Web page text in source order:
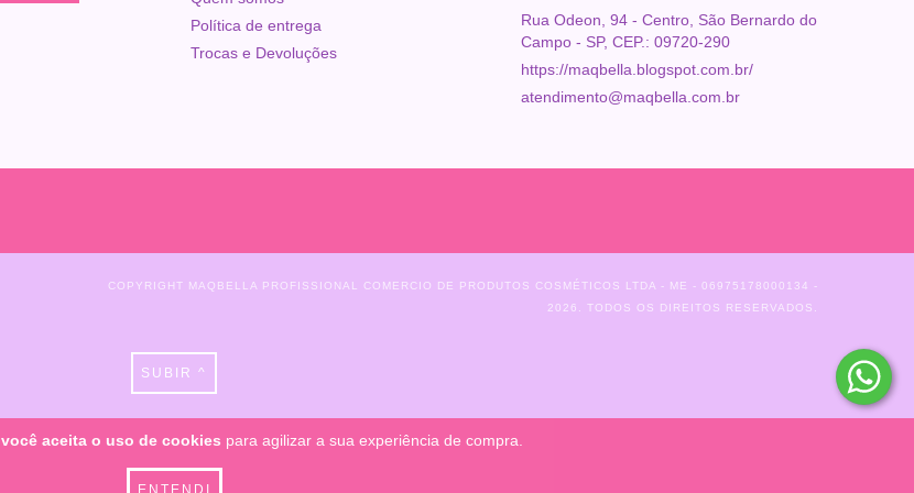
você aceita o uso de cookies para agilizar a sua experiência de compra.
ENTENDI
Política de entrega
Trocas e Devoluções
Rua Odeon, 94 - Centro, São Bernardo do
Campo - SP, CEP.: 09720-290
https://maqbella.blogspot.com.br/
atendimento@maqbella.com.br
COPYRIGHT MAQBELLA PROFISSIONAL COMERCIO DE PRODUTOS COSMÉTICOS LTDA - ME - 06975178000134 -
2026. TODOS OS DIREITOS RESERVADOS.
SUBIR ^